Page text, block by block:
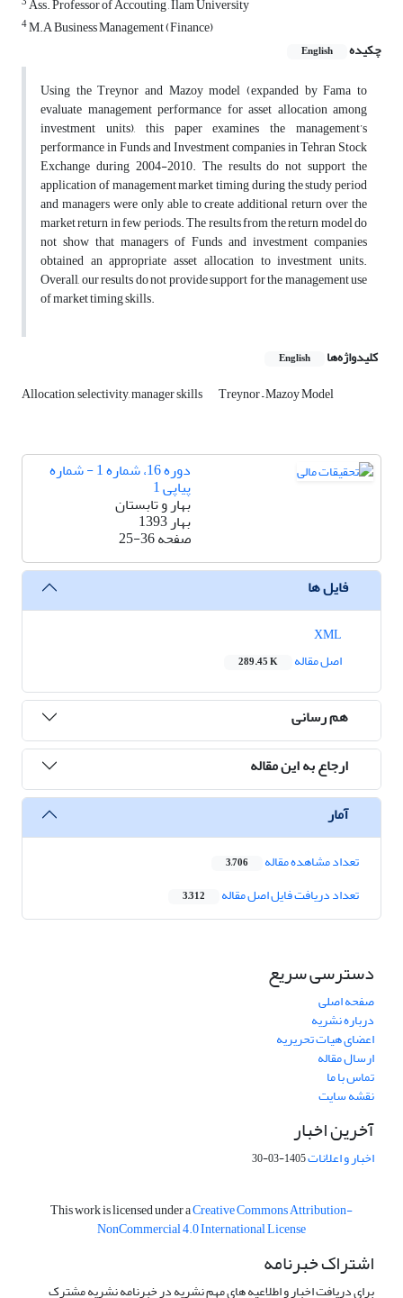
Ass. Professor of Accouting , Ilam University
4M.A Business Management (Finance)
چکیده
English
Using the Treynor and Mazoy model (expanded by Fama to
evaluate management performance for asset allocation among
investment units), this paper examines the management’s
performance in Funds and Investment companies in Tehran Stock
Exchange during 2004-2010. The results do not support the
application of management market timing during the study period
and managers were only able to create additional return over the
market return in few periods. The results from the return model do
not show that managers of Funds and investment companies
obtained an appropriate asset allocation to investment units.
Overall, our results do not provide support for the management use
of market timing skills.
کلیدواژه‌ها English
Allocation, selectivity, manager skills Treynor – Mazoy Model
دوره 16، شماره 1 - شماره
پیاپی 1
بهار و تابستان
بهار 1393
صفحه25-36
فایل ها
اصل مقاله
289.45 K
هم رسانی
ارجاع به این مقاله
آمار
تعداد مشاهده مقاله 3,706
تعداد دریافت فایل اصل مقاله 3,312
دسترسی سریع
صفحه اصلی
درباره نشریه
اعضای هیات تحریریه
ارسال مقاله
تماس با ما
نقشه سایت
آخرین اخبار
اخبار و اعلانات1405-03-30
This work is licensed under aCreative Commons Attribution-
NonCommercial 4.0 International License
اشتراک خبرنامه
برای دریافت اخبار و اطلاعیه های مهم نشریه در خبرنامه نشریه مشترک